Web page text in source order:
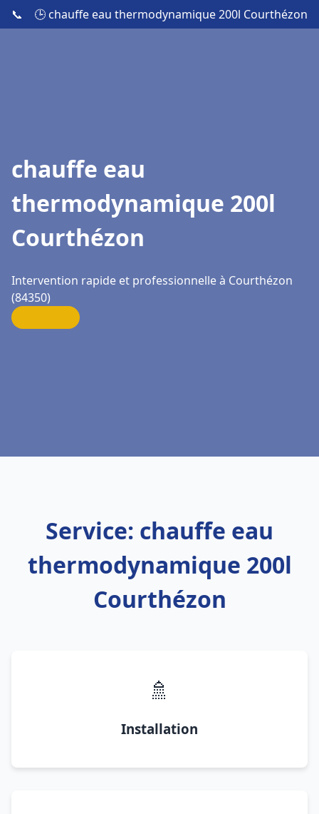
📞 🕒 chauffe eau thermodynamique 200l Courthézon
chauffe eau
thermodynamique 200l
Courthézon
Intervention rapide et professionnelle à Courthézon
(84350)
Service: chauffe eau
thermodynamique 200l
Courthézon
🚿
Installation